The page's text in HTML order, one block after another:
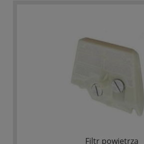
Filtr powietrza